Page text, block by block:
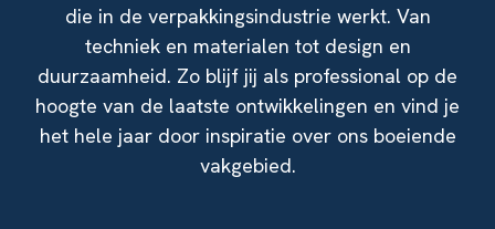
die in de verpakkingsindustrie werkt. Van
techniek en materialen tot design en
duurzaamheid. Zo blijf jij als professional op de
hoogte van de laatste ontwikkelingen en vind je
het hele jaar door inspiratie over ons boeiende
vakgebied.